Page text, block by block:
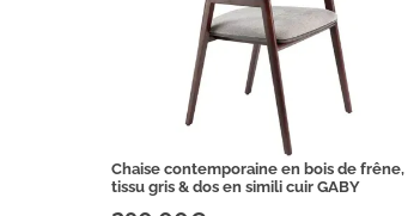
Chaise contemporaine en bois de frêne,
tissu gris & dos en simili cuir GABY